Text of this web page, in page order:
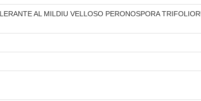
AL MILDIU VELLOSO PERONOSPORA